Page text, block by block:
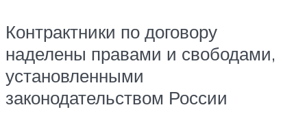
Контрактники по договору
наделены правами и свободами,
установленными
законодательством России